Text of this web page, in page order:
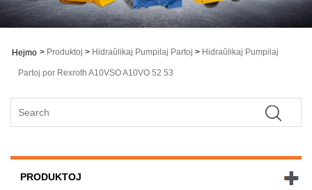
Hejmo > Produktoj > Hidraŭlikaj Pumpilaj Partoj > Hidraŭlikaj Pumpilaj
Partoj por Rexroth A10VSO A10VO 52 53
PRODUKTOJ